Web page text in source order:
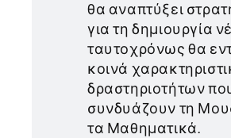
θα αναπτύξει
για τη δημιουργία
ταυτοχρόνως θα
κοινά
δραστηριοτήτων
συνδυάζουν τη
τα Μαθηματικά.